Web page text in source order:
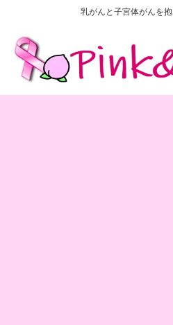
乳がんと子宮体がんを